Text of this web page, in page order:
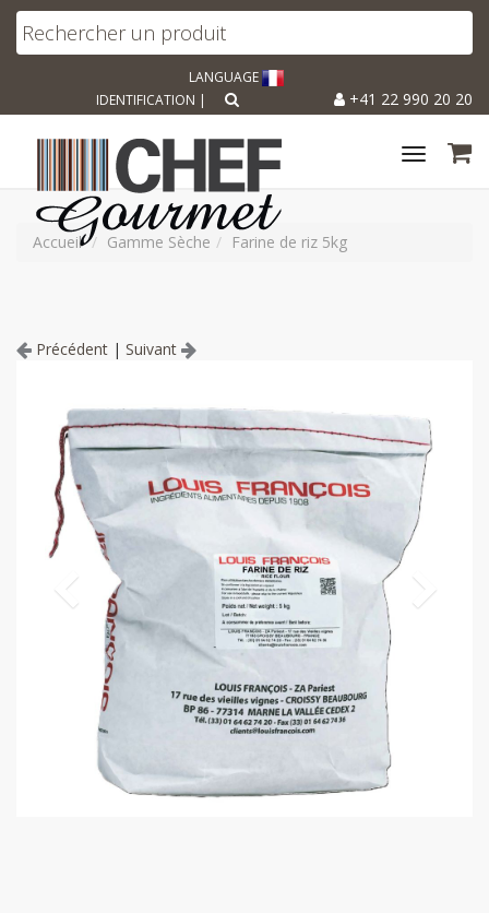
LANGUAGE
+41 22 990 20 20
IDENTIFICATION |
Toggle
Accueil Gamme Sèche Farine de riz 5kg
Précédent | Suivant